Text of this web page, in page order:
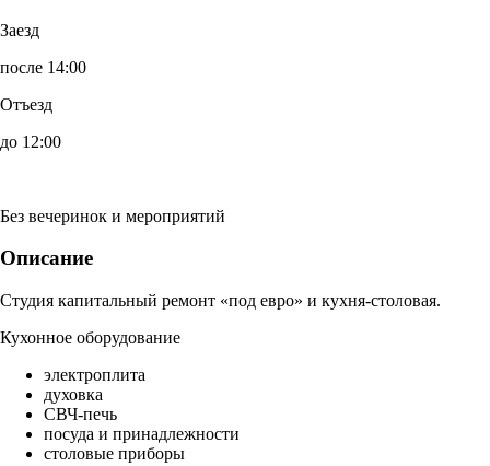
Заезд
после 14:00
Отъезд
до 12:00
Без вечеринок и мероприятий
Описание
Студия капитальный ремонт «под евро» и кухня-столовая.
Кухонное оборудование
электроплита
духовка
СВЧ-печь
посуда и принадлежности
столовые приборы